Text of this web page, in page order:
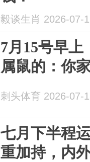
毅谈生肖 2026-07-
7月15号早
属鼠的：你
刺头体育 2026-07-
七月下半程
重加持，内